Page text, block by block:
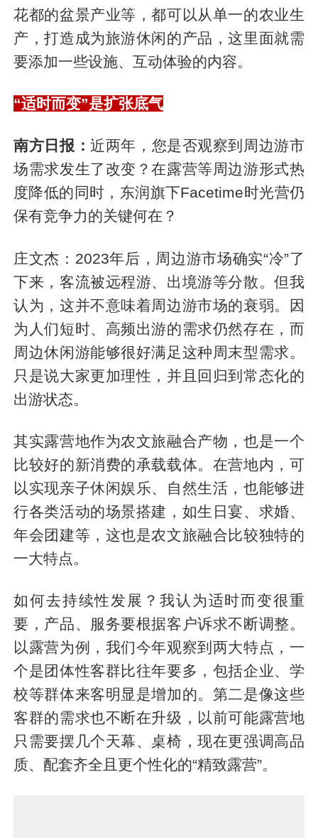
花都的盆景产业等，都可以从单一的农业生
产，打造成为旅游休闲的产品，这里面就需
要添加一些设施、互动体验的内容。
“适时而变”是扩张底气
南方日报：近两年，您是否观察到周边游市
场需求发生了改变？在露营等周边游形式热
度降低的同时，东润旗下Facetime时光营仍
保有竞争力的关键何在？
庄文杰：2023年后，周边游市场确实“冷”了
下来，客流被远程游、出境游等分散。但我
认为，这并不意味着周边游市场的衰弱。因
为人们短时、高频出游的需求仍然存在，而
周边休闲游能够很好满足这种周末型需求。
只是说大家更加理性，并且回归到常态化的
出游状态。
其实露营地作为农文旅融合产物，也是一个
比较好的新消费的承载载体。在营地内，可
以实现亲子休闲娱乐、自然生活，也能够进
行各类活动的场景搭建，如生日宴、求婚、
年会团建等，这也是农文旅融合比较独特的
一大特点。
如何去持续性发展？我认为适时而变很重
要，产品、服务要根据客户诉求不断调整。
以露营为例，我们今年观察到两大特点，一
个是团体性客群比往年要多，包括企业、学
校等群体来客明显是增加的。第二是像这些
客群的需求也不断在升级，以前可能露营地
只需要摆几个天幕、桌椅，现在更强调高品
质、配套齐全且更个性化的“精致露营”。